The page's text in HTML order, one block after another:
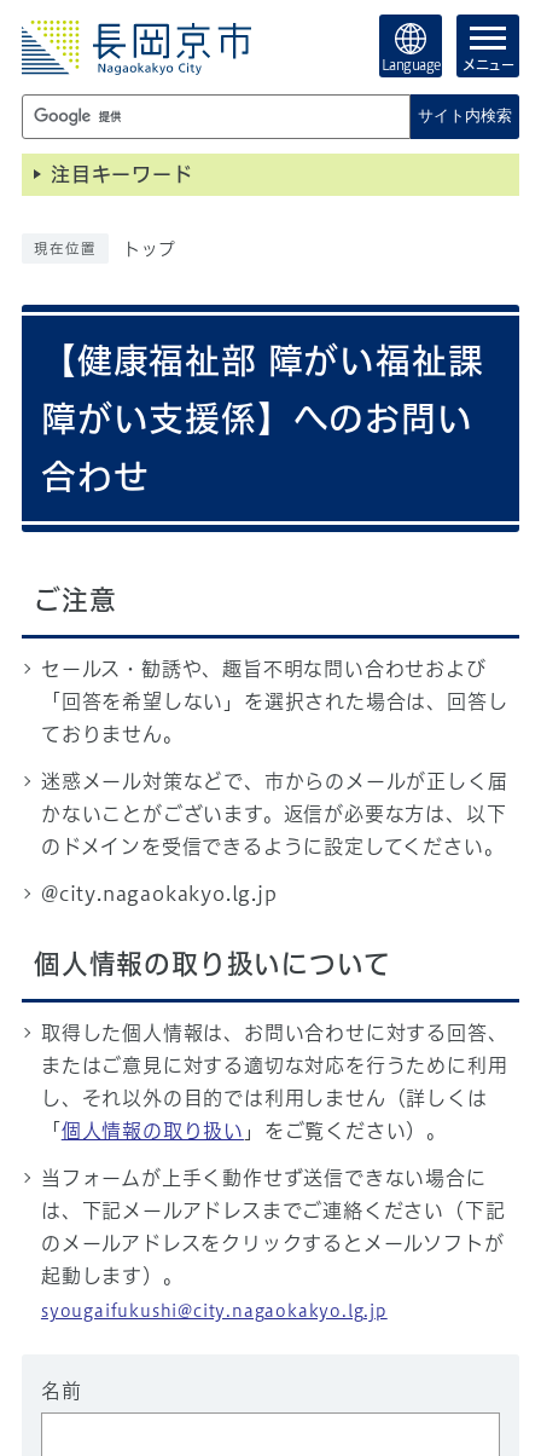
Language メニュー
サイト内検索
注目キーワード
現在位置 トップ
【健康福祉部 障がい福祉課
障がい支援係】へのお問い
合わせ
ご注意
セールス・勧誘や、趣旨不明な問い合わせおよび
「回答を希望しない」を選択された場合は、回答し
ておりません。
迷惑メール対策などで、市からのメールが正しく届
かないことがございます。返信が必要な方は、以下
のドメインを受信できるように設定してください。
@city.nagaokakyo.lg.jp
個人情報の取り扱いについて
取得した個人情報は、お問い合わせに対する回答、
またはご意見に対する適切な対応を行うために利用
し、それ以外の目的では利用しません（詳しくは
「 個人情報の取り扱い 」をご覧ください）。
当フォームが上手く動作せず送信できない場合に
は、下記メールアドレスまでご連絡ください（下記
のメールアドレスをクリックするとメールソフトが
起動します）。
syougaifukushi@city.nagaokakyo.lg.jp
名前